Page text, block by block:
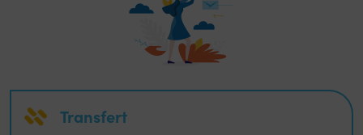
Transfert